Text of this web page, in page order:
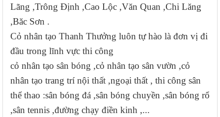
Lãng ,Trông Định ,Cao Lộc ,Văn Quan ,Chi Lăng
,Băc Sơn .
Cỏ nhân tạo Thanh Thưởng luôn tự hào là đơn vị đi
đầu trong lĩnh vực thi công
cỏ nhân tạo sân bóng ,cỏ nhân tạo sân vườn ,cỏ
nhân tạo trang trí nội thất ,ngoại thất , thi công sân
thể thao :sân bóng đá ,sân bóng chuyền ,sân bóng rổ
,sân tennis ,đường chạy điền kinh ,...